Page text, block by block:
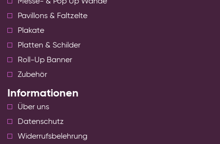
Pavillons & Faltzelte
Plakate
Platten & Schilder
Roll-Up Banner
Zubehör
Informationen
Über uns
Datenschutz
Widerrufsbelehrung